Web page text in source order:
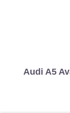
Audi A5